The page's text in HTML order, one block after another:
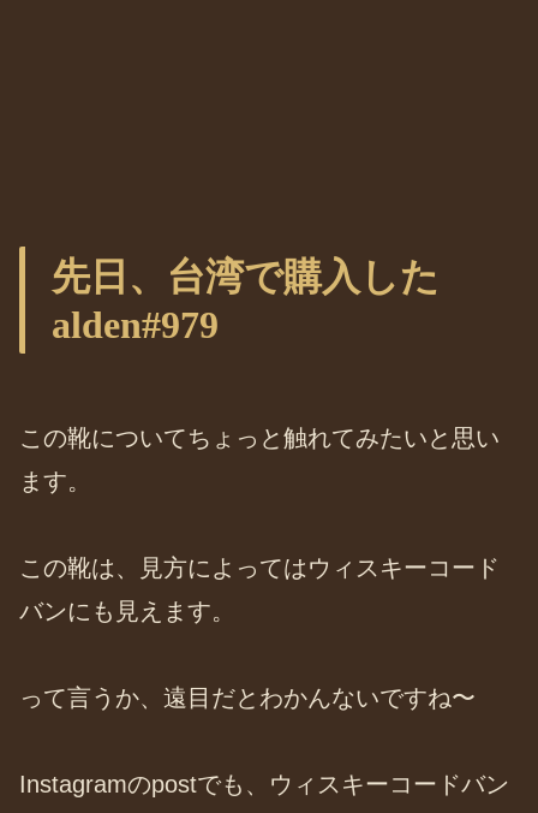
先日、台湾で購入した
alden#979
この靴についてちょっと触れてみたいと思い
ます。
この靴は、見方によってはウィスキーコード
バンにも見えます。
って言うか、遠目だとわかんないですね〜
Instagramのpostでも、ウィスキーコードバン